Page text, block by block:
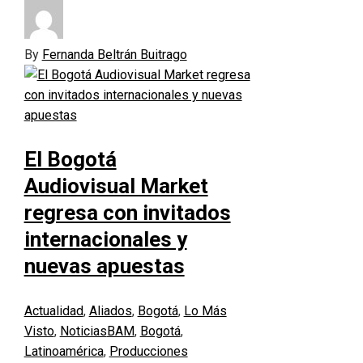
By Fernanda Beltrán Buitrago
El Bogotá
Audiovisual Market
regresa con invitados
internacionales y
nuevas apuestas
Actualidad, Aliados, Bogotá, Lo Más
Visto, Noticias BAM, Bogotá,
Latinoamérica, Producciones